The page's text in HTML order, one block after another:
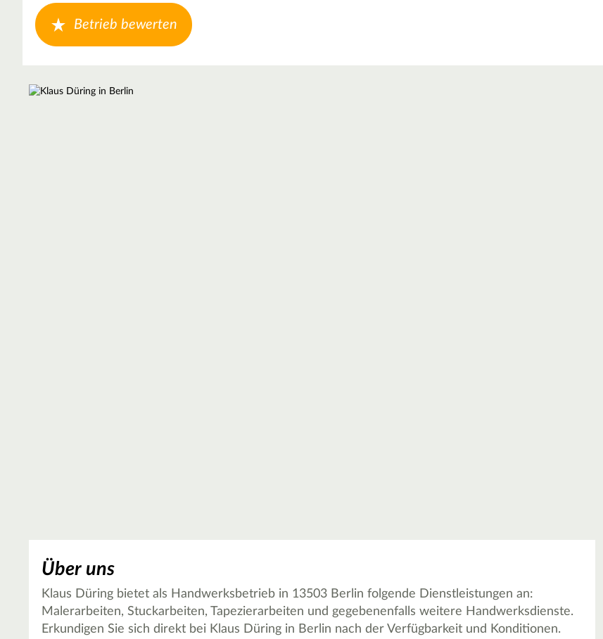
Betrieb bewerten
Über uns
Klaus Düring bietet als Handwerksbetrieb in 13503 Berlin folgende Dienstleistungen an:
Malerarbeiten, Stuckarbeiten, Tapezierarbeiten und gegebenenfalls weitere Handwerksdienste.
Erkundigen Sie sich direkt bei Klaus Düring in Berlin nach der Verfügbarkeit und Konditionen.